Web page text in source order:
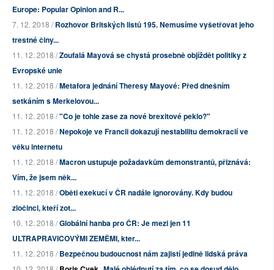
Europe: Popular Opinion and R...
7. 12. 2018 /Rozhovor Britských listů 195. Nemusíme vyšetřovat jeho
trestné činy...
11. 12. 2018 /Zoufalá Mayová se chystá prosebně objíždět politiky z
Evropské unie
11. 12. 2018 /Metafora jednání Theresy Mayové: Před dnešním
setkáním s Merkelovou...
11. 12. 2018 /"Co je tohle zase za nové brexitové peklo?"
11. 12. 2018 /Nepokoje ve Francii dokazují nestabilitu demokracií ve
věku internetu
11. 12. 2018 /Macron ustupuje požadavkům demonstrantů, přiznává:
Vím, že jsem něk...
11. 12. 2018 /Oběti exekucí v ČR nadále ignorovány. Kdy budou
zločinci, kteří zot...
10. 12. 2018 /Globální hanba pro ČR: Je mezi jen 11
ULTRAPRAVICOVÝMI ZEMĚMI, kter...
11. 12. 2018 /Bezpečnou budoucnost nám zajistí jedině lidská práva